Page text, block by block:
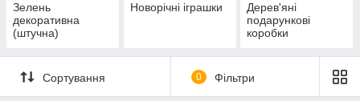
Зелень
декоративна
(штучна)
Новорічні іграшки
Дерев'яні
подарункові
коробки
Сортування 0 Фільтри